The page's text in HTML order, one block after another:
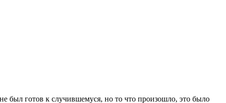
был готов к случившемуся, но то что произошло, это было